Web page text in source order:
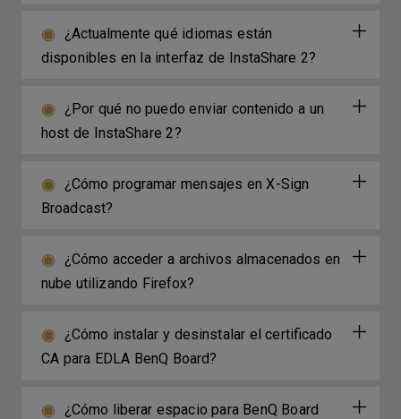
¿Actualmente qué idiomas están
disponibles en la interfaz de InstaShare 2?
¿Por qué no puedo enviar contenido a un
host de InstaShare 2?
¿Cómo programar mensajes en X-Sign
Broadcast?
¿Cómo acceder a archivos almacenados en
nube utilizando Firefox?
¿Cómo instalar y desinstalar el certificado
CA para EDLA BenQ Board?
¿Cómo liberar espacio para BenQ Board